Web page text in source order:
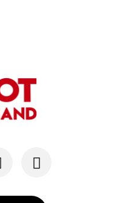
frapper un gr...
de...